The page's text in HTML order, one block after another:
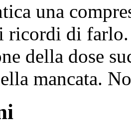
una
ricordi di
della dose
mancata.